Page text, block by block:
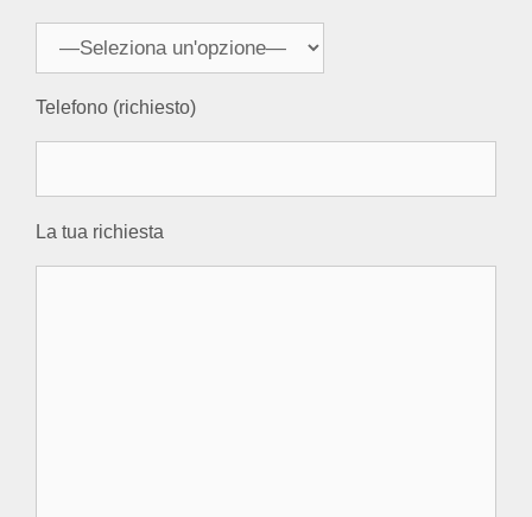
Telefono (richiesto)
La tua richiesta